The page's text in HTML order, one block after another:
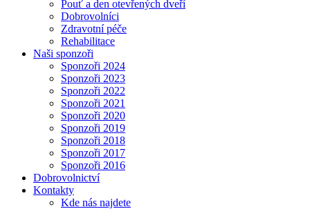
Pouť a den otevřených dveří
Dobrovolníci
Zdravotní péče
Rehabilitace
Naši sponzoři
Sponzoři 2024
Sponzoři 2023
Sponzoři 2022
Sponzoři 2021
Sponzoři 2020
Sponzoři 2019
Sponzoři 2018
Sponzoři 2017
Sponzoři 2016
Dobrovolnictví
Kontakty
Kde nás najdete